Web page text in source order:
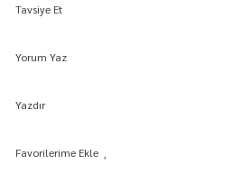
Tavsiye Et
Yorum Yaz
Yazdır